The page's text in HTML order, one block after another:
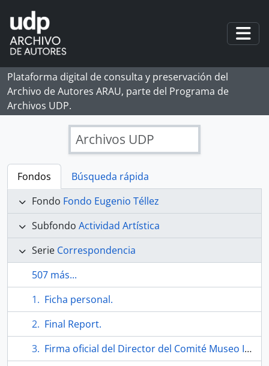
Skip to main content
Plataforma digital de consulta y preservación del
Archivo de Autores ARAU, parte del Programa de
Archivos UDP.
Archivos UDP
Fondos
Búsqueda rápida
Fondo Fondo Eugenio Téllez
Subfondo Actividad Artística
Serie Correspondencia
507 más...
Ficha personal.
Final Report.
Firma oficial del Director del Comité Museo Internacional Salvador Allende